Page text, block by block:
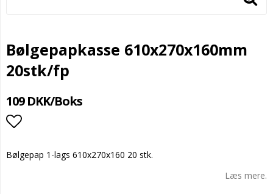
Bølgepapkasse 610x270x160mm
20stk/fp
109 DKK/Boks
Bølgepap 1-lags 610x270x160 20 stk.
Læs mere.